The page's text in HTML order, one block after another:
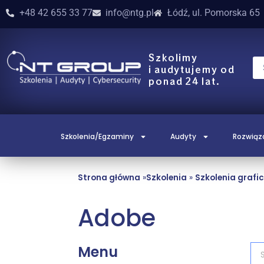
+48 42 655 33 77 info@ntg.pl Łódź, ul. Pomorska 65
Szkolimy
i audytujemy od
ponad 24 lat.
Szkolenia/Egzaminy Audyty
Strona główna »Szkolenia » Szkolenia
Adobe
Menu